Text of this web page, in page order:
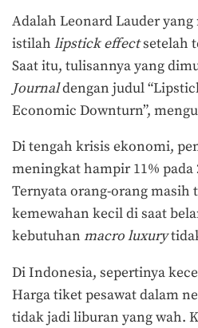
Adalah Leonard Lauder
istilah lipstick effectsetelah
Saat itu, tulisannya yang
Journaldengan judul
Economic Downturn”,
Di tengah krisis ekonomi,
meningkat hampir 11% pada
Ternyata orang-orang masih
kemewahan kecil di saat
kebutuhan macro luxury
Di Indonesia, sepertinya
Harga tiket pesawat dalam
tidak jadi liburan yang wah.